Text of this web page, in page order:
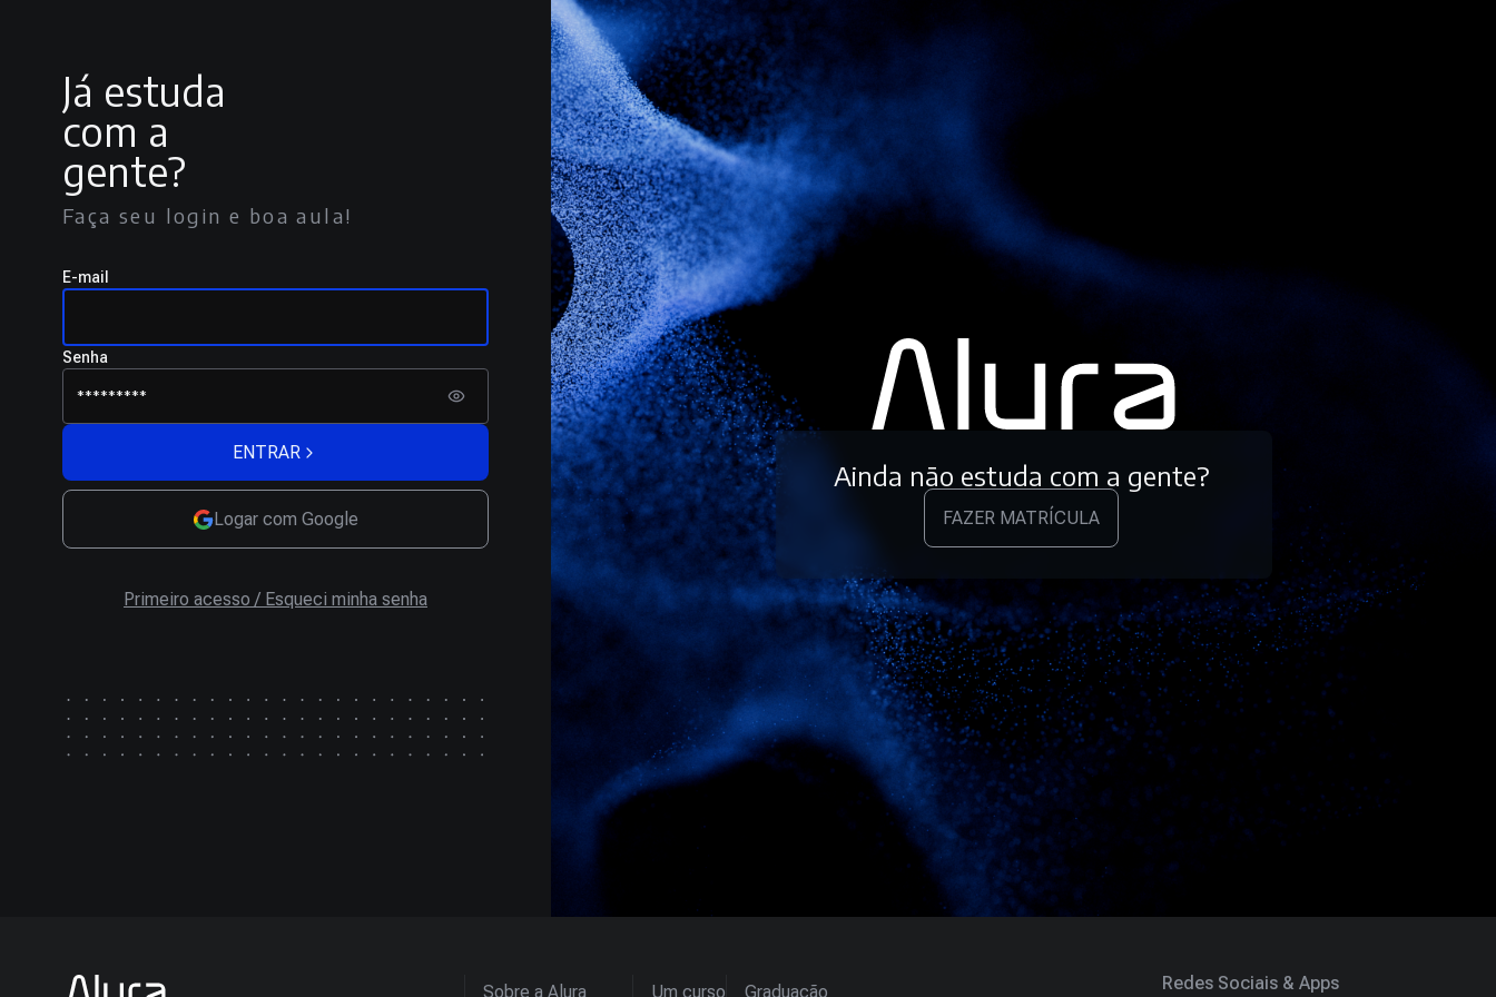
Já estuda
com a
gente?
Faça seu login e boa aula!
E-mail
Senha
ENTRAR
Logar com Google
Primeiro acesso / Esqueci minha senha
Ainda não estuda com a gente?
FAZER MATRÍCULA
Sobre a Alura Um curso Graduação Redes Sociais & Apps